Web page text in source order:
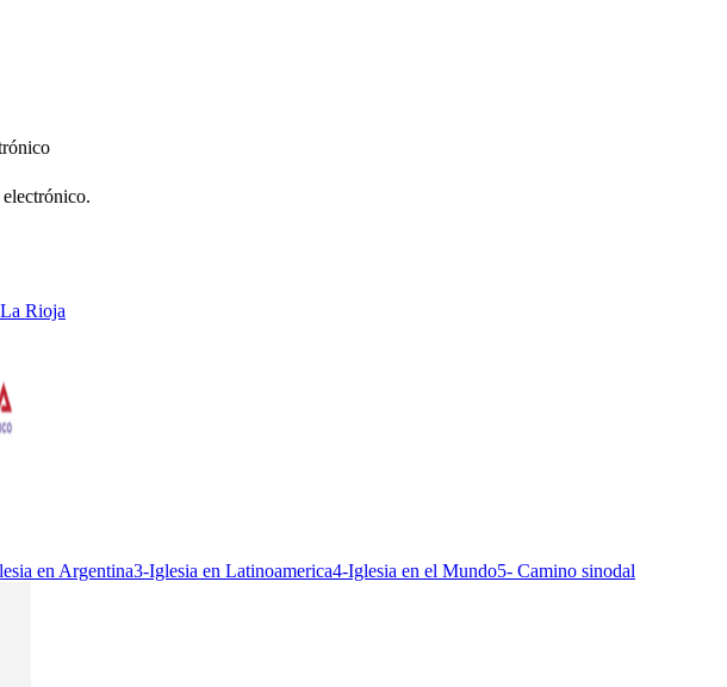
Rioja
en Argentina3-Iglesia en Latinoamerica4-Iglesia en el Mundo5- Camino sinodal